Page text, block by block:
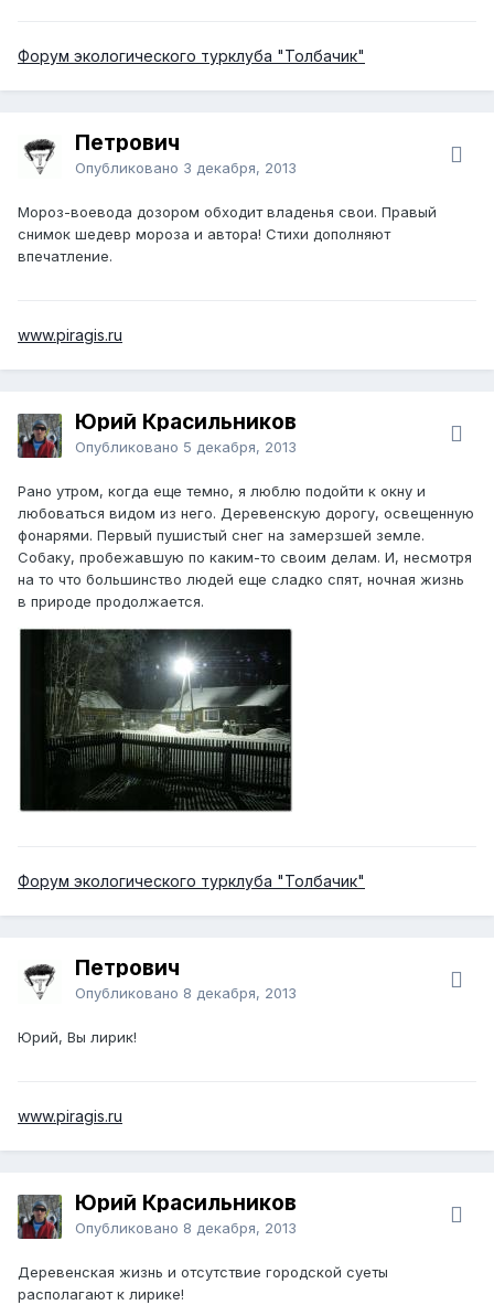
Форум экологического турклуба "Толбачик"
Петрович
Опубликовано 3 декабря, 2013
Мороз-воевода дозором обходит владенья свои. Правый
снимок шедевр мороза и автора! Стихи дополняют
впечатление.
www.piragis.ru
Юрий Красильников
Опубликовано 5 декабря, 2013
Рано утром, когда еще темно, я люблю подойти к окну и
любоваться видом из него. Деревенскую дорогу, освещенную
фонарями. Первый пушистый снег на замерзшей земле.
Собаку, пробежавшую по каким-то своим делам. И, несмотря
на то что большинство людей еще сладко спят, ночная жизнь
в природе продолжается.
Форум экологического турклуба "Толбачик"
Петрович
Опубликовано 8 декабря, 2013
Юрий, Вы лирик!
www.piragis.ru
Юрий Красильников
Опубликовано 8 декабря, 2013
Деревенская жизнь и отсутствие городской суеты
располагают к лирике!